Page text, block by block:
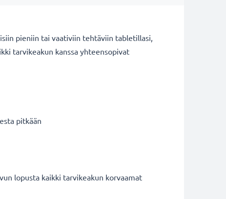
pieniin tai vaativiin tehtäviin tabletillasi,
tarvikeakun kanssa yhteensopivat
pitkään
lopusta kaikki tarvikeakun korvaamat